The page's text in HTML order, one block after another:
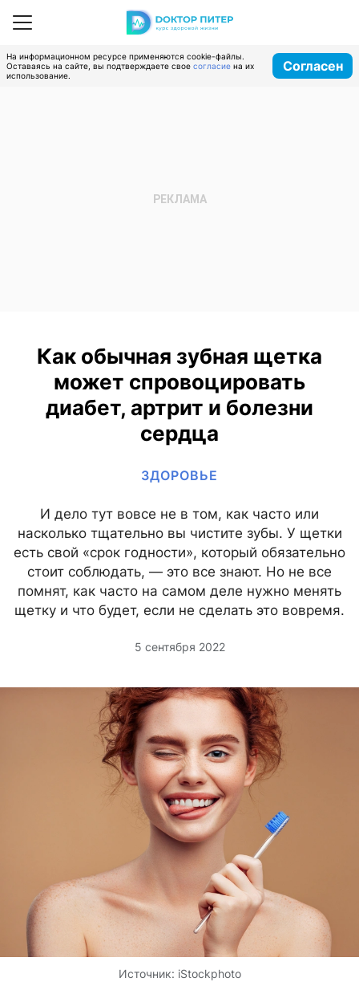
На информационном ресурсе применяются cookie-файлы.
Оставаясь на сайте, вы подтверждаете свое согласие на их
использование.
Согласен
Как обычная зубная щетка
может спровоцировать
диабет, артрит и болезни
сердца
ЗДОРОВЬЕ
И дело тут вовсе не в том, как часто или
насколько тщательно вы чистите зубы. У щетки
есть свой «срок годности», который обязательно
стоит соблюдать, — это все знают. Но не все
помнят, как часто на самом деле нужно менять
щетку и что будет, если не сделать это вовремя.
5 сентября 2022
Источник: iStockphoto